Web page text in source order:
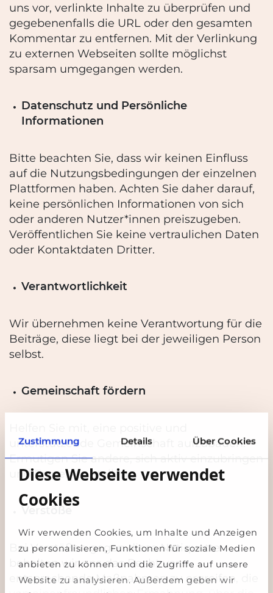
Zustimmung Details Über Cookies
Diese Webseite verwendet
Cookies
Wir verwenden Cookies, um Inhalte und Anzeigen
zu personalisieren, Funktionen für soziale Medien
anbieten zu können und die Zugriffe auf unsere
Website zu analysieren. Außerdem geben wir
uns vor, verlinkte Inhalte zu überprüfen und
gegebenenfalls die URL oder den gesamten
Kommentar zu entfernen. Mit der Verlinkung
zu externen Webseiten sollte möglichst
sparsam umgegangen werden.
Datenschutz und Persönliche
Informationen
Bitte beachten Sie, dass wir keinen Einfluss
auf die Nutzungsbedingungen der einzelnen
Plattformen haben. Achten Sie daher darauf,
keine persönlichen Informationen von sich
oder anderen Nutzer*innen preiszugeben.
Veröffentlichen Sie keine vertraulichen Daten
oder Kontaktdaten Dritter.
Verantwortlichkeit
Wir übernehmen keine Verantwortung für die
Beiträge, diese liegt bei der jeweiligen Person
selbst.
Gemeinschaft fördern
unterstützende Gemeinschaft aufzubauen.
Ermutigen Sieandere, sich aktiv einzubringen
und Fragen zu stellen.
Verstöße
Bei Verstößen gegen diese Netiquette
behalten wir uns das Recht vor,
entsprechendeMaßnahmen zu ergreifen, die